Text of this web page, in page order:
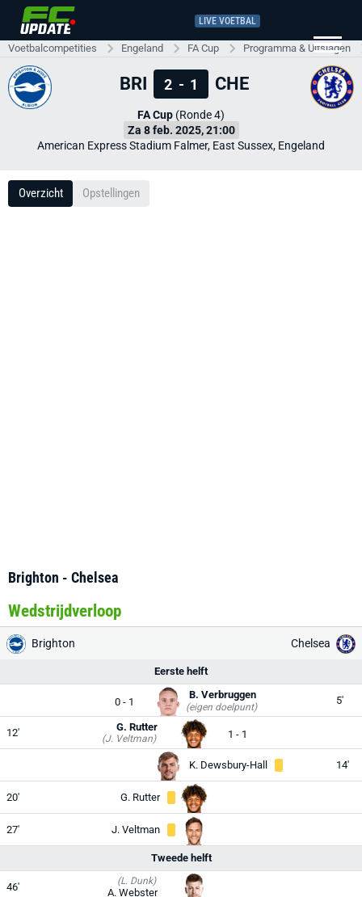
LIVE VOETBAL
Voetbalcompetities Engeland FA Cup Programma & Uitslagen
BRI 2 - 1 CHE
FA Cup (Ronde 4)
Za 8 feb. 2025, 21:00
American Express Stadium Falmer, East Sussex, Engeland
Overzicht Opstellingen
Brighton - Chelsea
Wedstrijdverloop
Brighton Chelsea
Eerste helft
0 - 1
B. Verbruggen
(eigen doelpunt)
5'
12' (J. Veltman)
G. Rutter
1 - 1
K. Dewsbury-Hall 14'
20' G. Rutter
27' J. Veltman
Tweede helft
46' (L. Dunk)
A. Webster